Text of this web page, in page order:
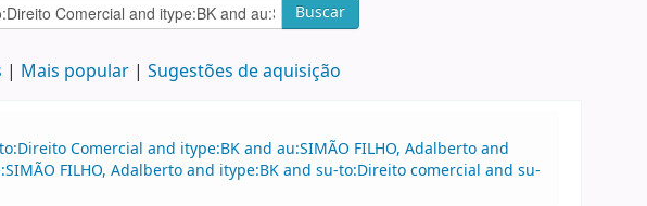
Buscar
Mais popular Sugestões de aquisição
Comercial and itype:BK and au:SIMÃO FILHO, Adalberto and
FILHO, Adalberto and itype:BK and su-to:Direito comercial and su-